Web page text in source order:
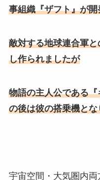
事組織『ザフト』が
敵対する地球連合軍
し作られましたが
物語の主人公である
の後は彼の搭乗機と
宇宙空間・大気圏内両